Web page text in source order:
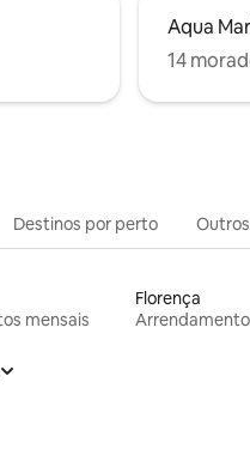
Aqua
14
Destinos por perto
mensais
Florença